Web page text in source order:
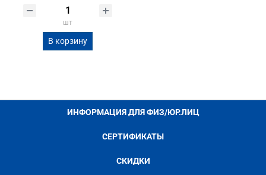
шт
В корзину
ИНФОРМАЦИЯ ДЛЯ ФИЗ/ЮР.ЛИЦ
СЕРТИФИКАТЫ
СКИДКИ